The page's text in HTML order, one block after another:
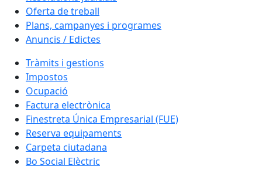
Oferta de treball
Plans, campanyes i programes
Anuncis / Edictes
Tràmits i gestions
Impostos
Ocupació
Factura electrònica
Finestreta Única Empresarial (FUE)
Reserva equipaments
Carpeta ciutadana
Bo Social Elèctric